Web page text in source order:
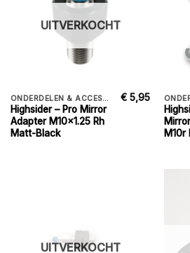
UITVERKOCHT
ONDERDELEN & ACCESSORIES
Highsider – Pro Mirror
Adapter M10x1.25 Rh
Matt-Black
€ 5,95
M10r
UITVERKOCHT